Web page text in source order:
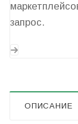
запрос.
ОПИСАНИЕ